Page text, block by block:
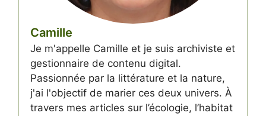
Camille
Je m'appelle Camille et je suis archiviste et
gestionnaire de contenu digital.
Passionnée par la littérature et la nature,
j'ai l'objectif de marier ces deux univers. À
travers mes articles sur l’écologie, l’habitat